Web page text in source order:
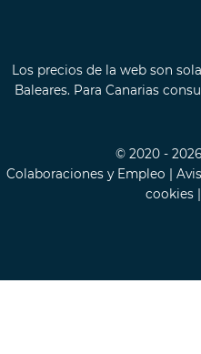
Los precios de la web son
Baleares. Para Canarias
© 2020 -
Colaboraciones y Empleo
cookies